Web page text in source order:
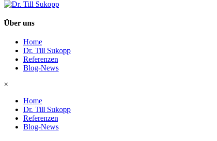
Über uns
Home
Dr. Till Sukopp
Referenzen
Blog-News
×
Home
Dr. Till Sukopp
Referenzen
Blog-News